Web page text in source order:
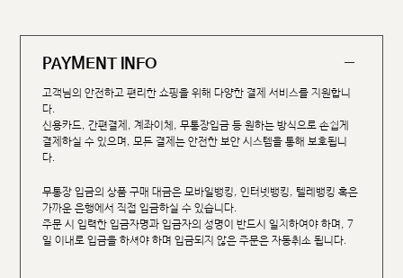
PAYMENT INFO
고객님의 안전하고 편리한 쇼핑을 위해 다양한 결제 서비스를 지원합니
다.
신용카드, 간편결제, 계좌이체, 무통장입금 등 원하는 방식으로 손쉽게
결제하실 수 있으며, 모든 결제는 안전한 보안 시스템을 통해 보호됩니
다.
무통장 입금의 상품 구매 대금은 모바일뱅킹, 인터넷뱅킹, 텔레뱅킹 혹은
가까운 은행에서 직접 입금하실 수 있습니다.
주문 시 입력한 입금자명과 입금자의 성명이 반드시 일치하여야 하며, 7
일 이내로 입금을 하셔야 하며 입금되지 않은 주문은 자동취소 됩니다.